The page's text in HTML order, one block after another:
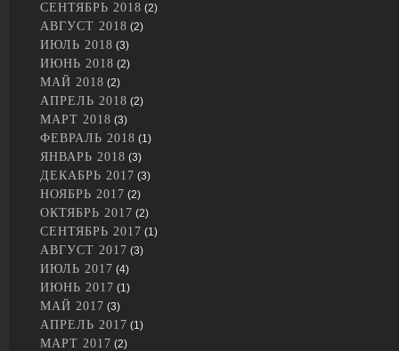
СЕНТЯБРЬ 2018 (2)
АВГУСТ 2018 (2)
ИЮЛЬ 2018 (3)
ИЮНЬ 2018 (2)
МАЙ 2018 (2)
АПРЕЛЬ 2018 (2)
МАРТ 2018 (3)
ФЕВРАЛЬ 2018 (1)
ЯНВАРЬ 2018 (3)
ДЕКАБРЬ 2017 (3)
НОЯБРЬ 2017 (2)
ОКТЯБРЬ 2017 (2)
СЕНТЯБРЬ 2017 (1)
АВГУСТ 2017 (3)
ИЮЛЬ 2017 (4)
ИЮНЬ 2017 (1)
МАЙ 2017 (3)
АПРЕЛЬ 2017 (1)
МАРТ 2017 (2)